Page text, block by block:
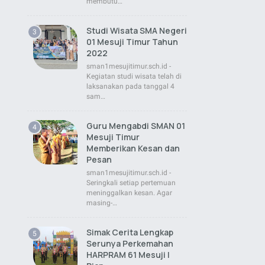
Studi Wisata SMA Negeri
01 Mesuji Timur Tahun
2022
sman1mesujitimur.sch.id -
Kegiatan studi wisata telah di
laksanakan pada tanggal 4
sam…
Guru Mengabdi SMAN 01
Mesuji Timur
Memberikan Kesan dan
Pesan
sman1mesujitimur.sch.id -
Seringkali setiap pertemuan
meninggalkan kesan. Agar
masing-…
Simak Cerita Lengkap
Serunya Perkemahan
HARPRAM 61 Mesuji |